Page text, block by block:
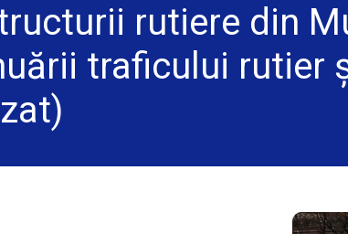
rutiere din
traficului rutier